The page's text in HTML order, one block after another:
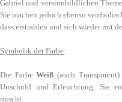
Gabriel und versinnbildlichen
Sie machen jedoch ebenso
dass erstrahlen und sich wieder mit
Symbolik der Farbe:
Die FarbeWeiß (auch
Unschuld und Erleuchtung. Sie
mischt.